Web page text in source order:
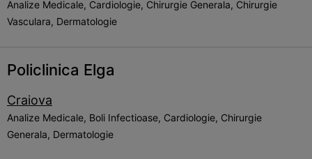
Analize Medicale, Cardiologie, Chirurgie Generala, Chirurgie
Vasculara, Dermatologie
Policlinica Elga
Craiova
Analize Medicale, Boli Infectioase, Cardiologie, Chirurgie
Generala, Dermatologie